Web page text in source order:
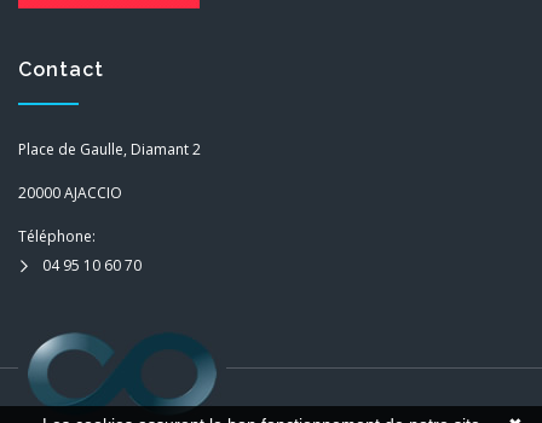
Contact
Place de Gaulle, Diamant 2
20000 AJACCIO
Téléphone:
04 95 10 60 70